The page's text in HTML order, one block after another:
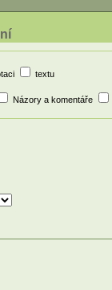
textu
Názory a komentáře